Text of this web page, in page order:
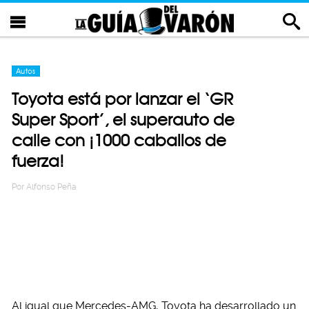
Autos
Toyota está por lanzar el ‘GR
Super Sport’, el superauto de
calle con ¡1000 caballos de
fuerza!
Por Alfonso Peña
Al igual que Mercedes-AMG, Toyota ha desarrollado un